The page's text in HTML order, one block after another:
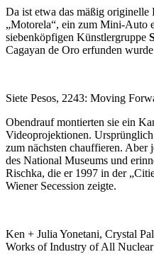
Da ist etwa das mäßig originelle
„Motorela“, ein zum Mini-Auto
siebenköpfigen Künstlergruppe
Cagayan de Oro erfunden
Siete Pesos, 2243: Moving
Obendrauf montierten sie ein
Videoprojektionen.
zum nächsten chauffieren. Aber
des National Museums und
Rischka, die er 1997 in der
Wiener Secession zeigte.
Ken + Julia Yonetani, Crystal
Works of Industry of All